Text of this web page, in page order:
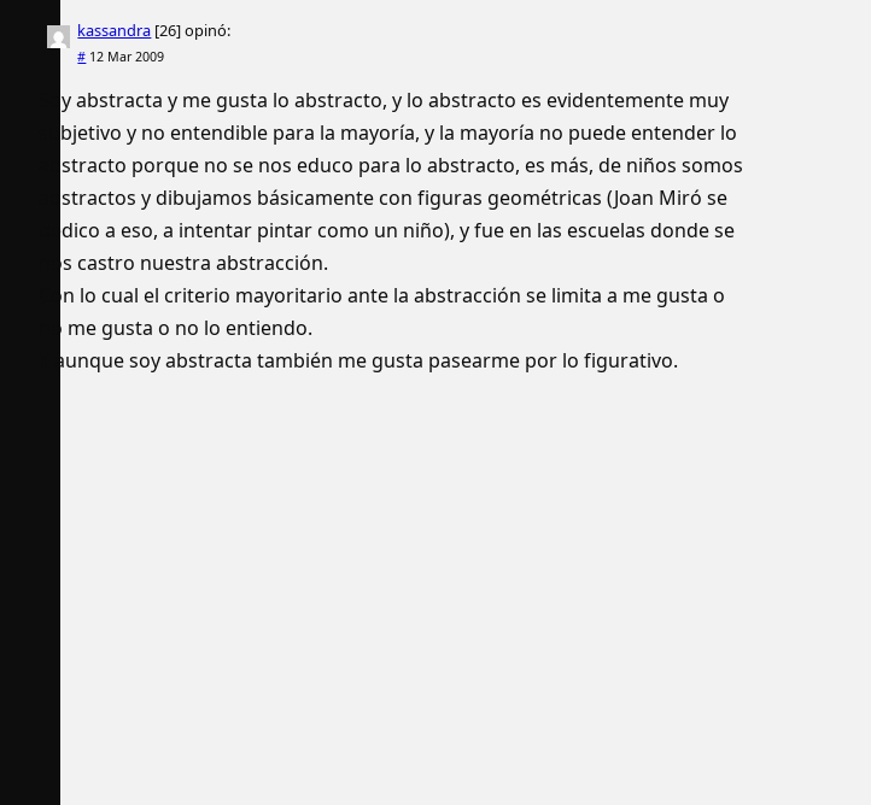
kassandra [26]opinó:
# 12 Mar 2009
Soy abstracta y me gusta lo abstracto, y lo abstracto es evidentemente muy
subjetivo y no entendible para la mayorí­a, y la mayorí­a no puede entender lo
abstracto porque no se nos educo para lo abstracto, es más, de niños somos
abstractos y dibujamos básicamente con figuras geométricas (Joan Miró se
dedico a eso, a intentar pintar como un niño), y fue en las escuelas donde se
nos castro nuestra abstracción.
Con lo cual el criterio mayoritario ante la abstracción se limita a me gusta o
no me gusta o no lo entiendo.
Y aunque soy abstracta también me gusta pasearme por lo figurativo.